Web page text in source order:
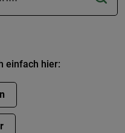
einfach hier: